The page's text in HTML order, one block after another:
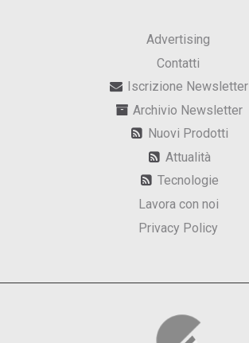
Advertising
Contatti
Iscrizione Newsletter
Archivio Newsletter
Nuovi Prodotti
Attualità
Tecnologie
Lavora con noi
Privacy Policy